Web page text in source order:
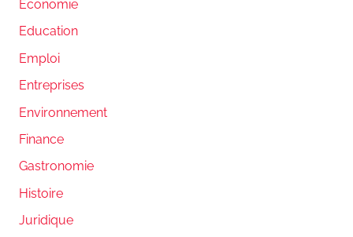
Economie
Education
Emploi
Entreprises
Environnement
Finance
Gastronomie
Histoire
Juridique